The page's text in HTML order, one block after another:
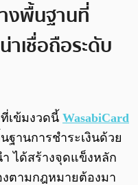
งพื้นฐานที่
เชื่อถือระดับ
เข้มงวดนี้ WasabiCard
ฐานการชำระเงินด้วย
ำ ได้สร้างจุดแข็งหลัก
ตามกฎหมายต้องมา